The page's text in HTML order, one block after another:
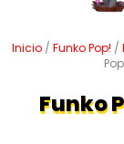
Inicio / Funko Pop! /
Funko